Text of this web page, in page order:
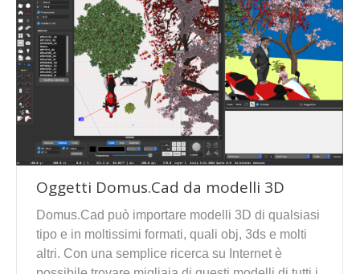
Oggetti Domus.Cad da modelli 3D
Domus.Cad può importare modelli 3D di qualsiasi
tipo e in moltissimi formati, quali obj, 3ds e molti
altri. Con una semplice ricerca su Internet è